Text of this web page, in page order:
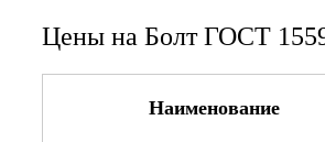
Цены на Болт ГОСТ
Наименование